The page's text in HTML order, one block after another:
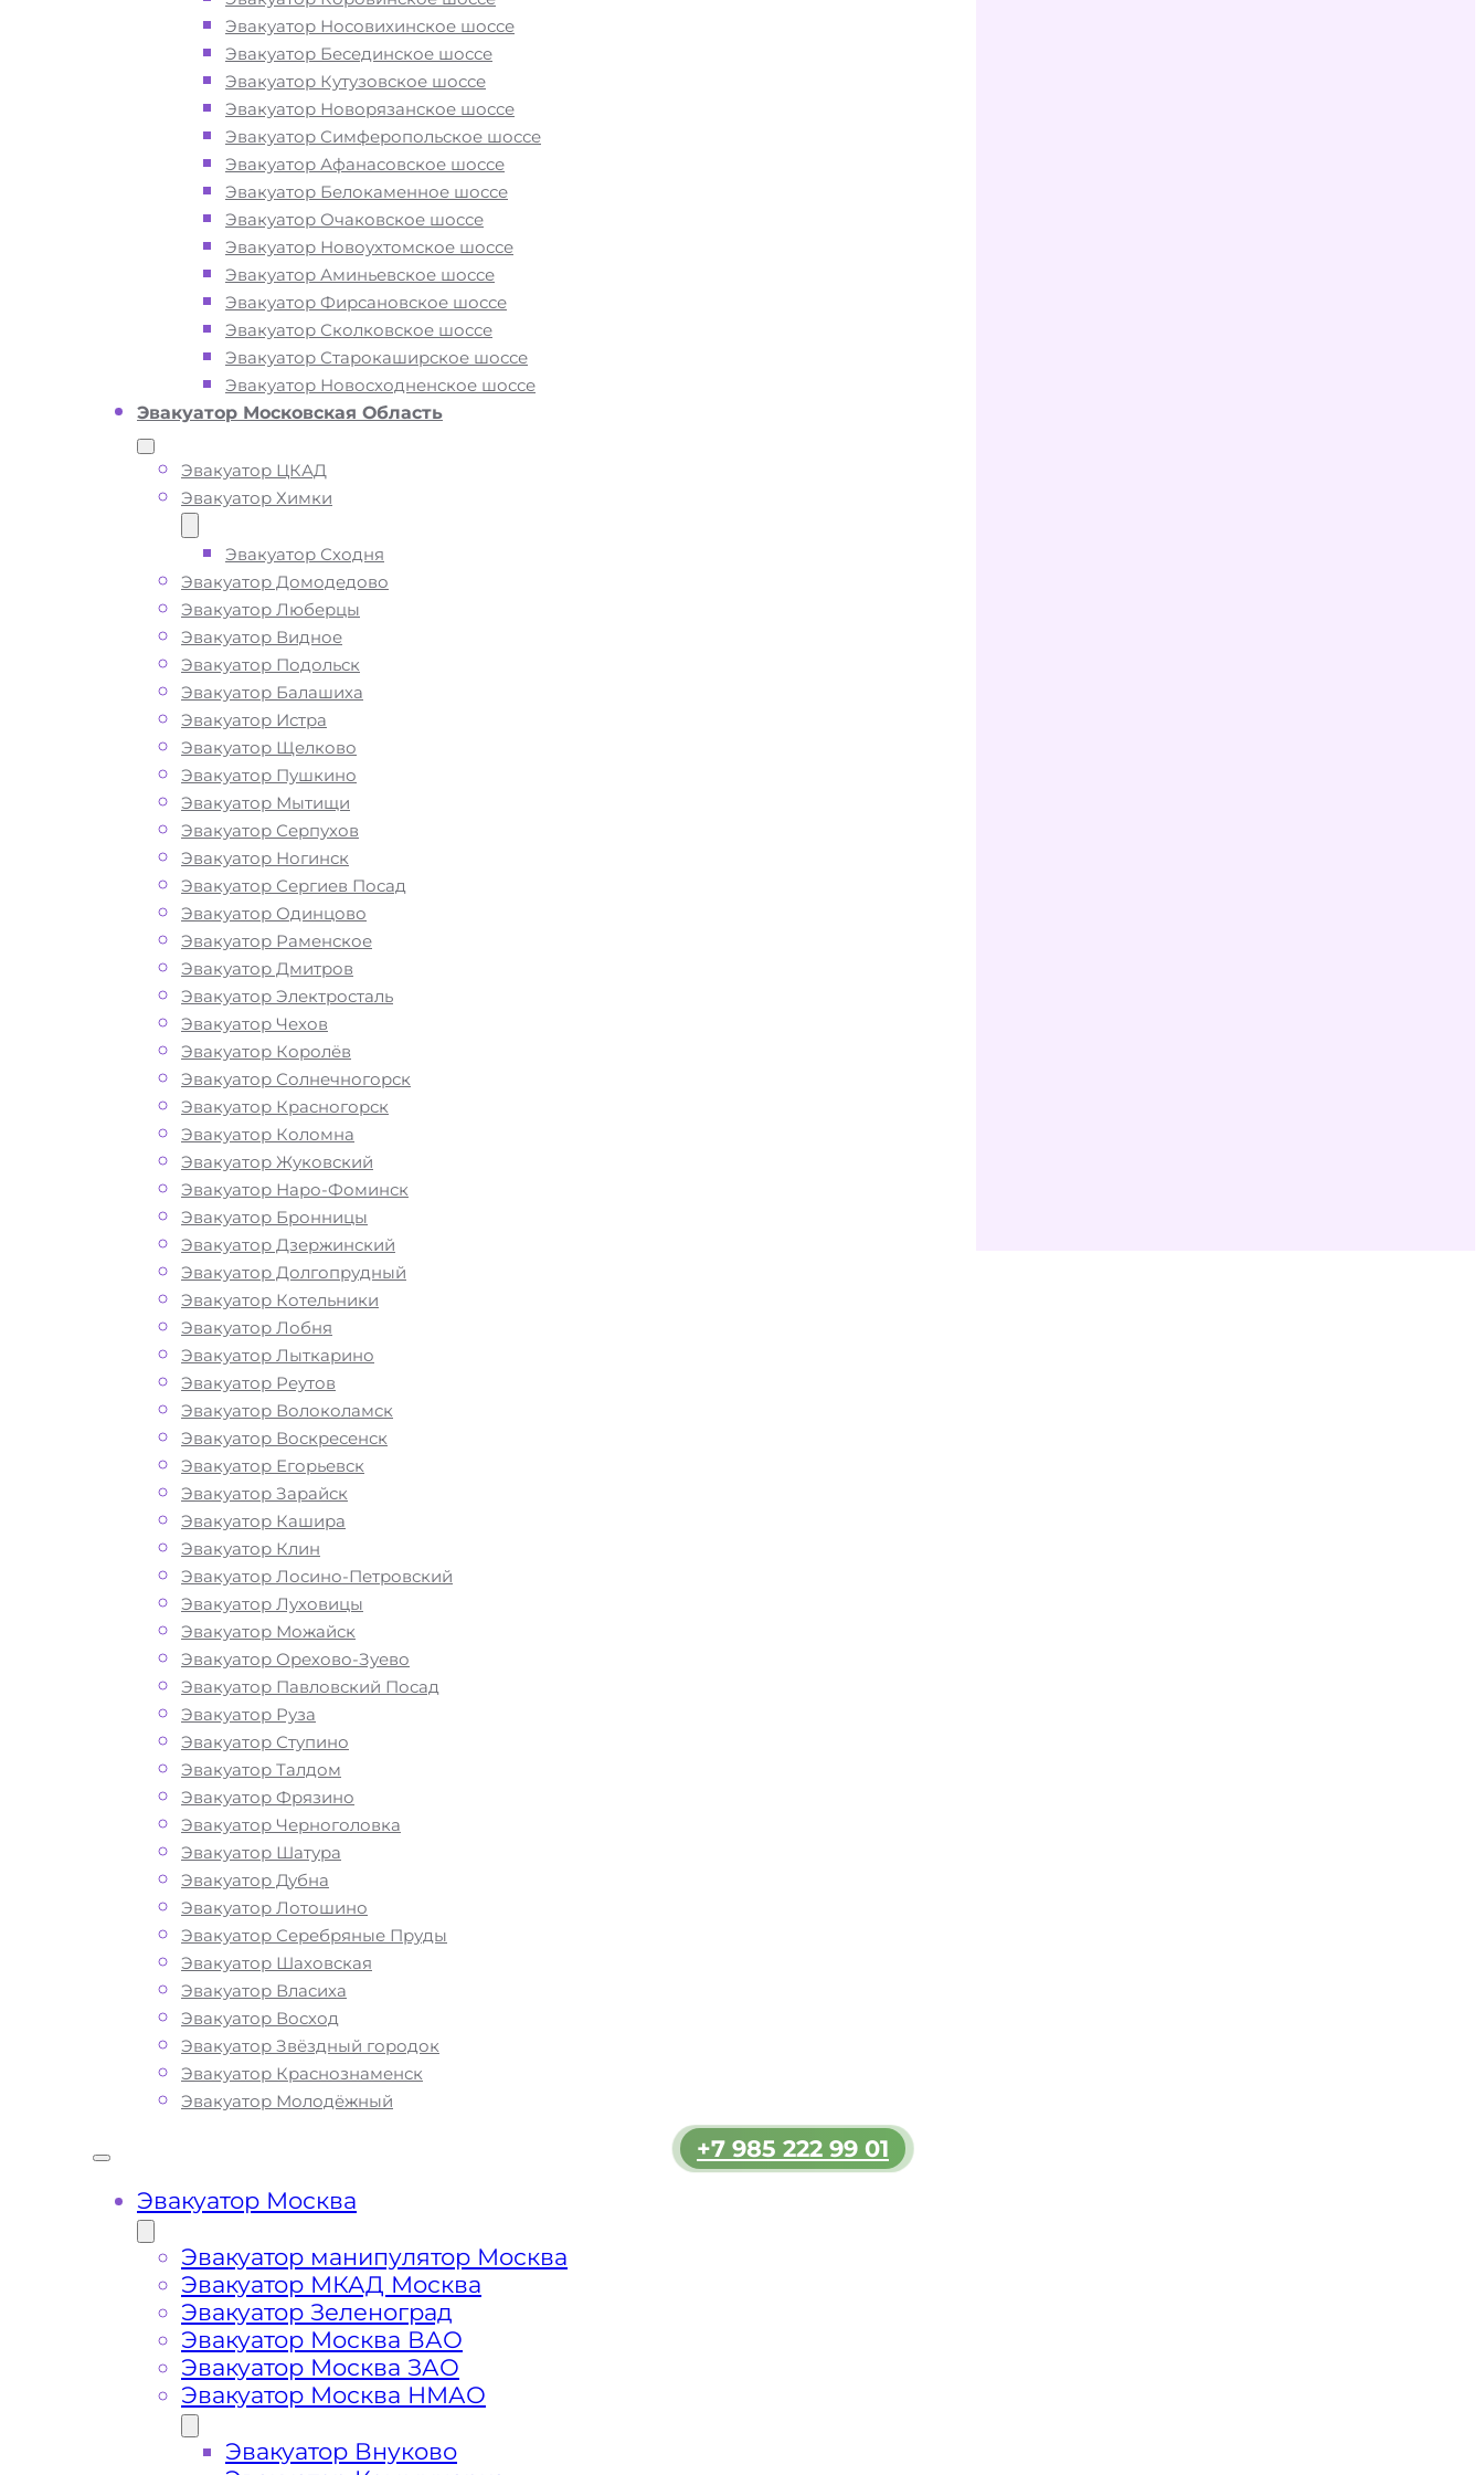
Эвакуатор Носовихинское шоссе
Эвакуатор Бесединское шоссе
Эвакуатор Кутузовское шоссе
Эвакуатор Новорязанское шоссе
Эвакуатор Симферопольское шоссе
Эвакуатор Афанасовское шоссе
Эвакуатор Белокаменное шоссе
Эвакуатор Очаковское шоссе
Эвакуатор Новоухтомское шоссе
Эвакуатор Аминьевское шоссе
Эвакуатор Фирсановское шоссе
Эвакуатор Сколковское шоссе
Эвакуатор Старокаширское шоссе
Эвакуатор Новосходненское шоссе
Эвакуатор Московская Область
Эвакуатор ЦКАД
Эвакуатор Химки
Эвакуатор Сходня
Эвакуатор Домодедово
Эвакуатор Люберцы
Эвакуатор Видное
Эвакуатор Подольск
Эвакуатор Балашиха
Эвакуатор Истра
Эвакуатор Щелково
Эвакуатор Пушкино
Эвакуатор Мытищи
Эвакуатор Серпухов
Эвакуатор Ногинск
Эвакуатор Сергиев Посад
Эвакуатор Одинцово
Эвакуатор Раменское
Эвакуатор Дмитров
Эвакуатор Электросталь
Эвакуатор Чехов
Эвакуатор Королёв
Эвакуатор Солнечногорск
Эвакуатор Красногорск
Эвакуатор Коломна
Эвакуатор Жуковский
Эвакуатор Наро-Фоминск
Эвакуатор Бронницы
Эвакуатор Дзержинский
Эвакуатор Долгопрудный
Эвакуатор Котельники
Эвакуатор Лобня
Эвакуатор Лыткарино
Эвакуатор Реутов
Эвакуатор Волоколамск
Эвакуатор Воскресенск
Эвакуатор Егорьевск
Эвакуатор Зарайск
Эвакуатор Кашира
Эвакуатор Клин
Эвакуатор Лосино-Петровский
Эвакуатор Луховицы
Эвакуатор Можайск
Эвакуатор Орехово-Зуево
Эвакуатор Павловский Посад
Эвакуатор Руза
Эвакуатор Ступино
Эвакуатор Талдом
Эвакуатор Фрязино
Эвакуатор Черноголовка
Эвакуатор Шатура
Эвакуатор Дубна
Эвакуатор Лотошино
Эвакуатор Серебряные Пруды
Эвакуатор Шаховская
Эвакуатор Власиха
Эвакуатор Восход
Эвакуатор Звёздный городок
Эвакуатор Краснознаменск
Эвакуатор Молодёжный
Эвакуатор Москва
Эвакуатор манипулятор Москва
Эвакуатор МКАД Москва
Эвакуатор Зеленоград
Эвакуатор Москва ВАО
Эвакуатор Москва ЗАО
Эвакуатор Москва НМАО
Эвакуатор Внуково
+7 985 222 99 01
Закажите услугу "эвакуатор
Богородское Москва"по номеру
телефона или "онлайн" на сайте
компании «МОБИ»
Вам необходимы услуги ближайшего
эвакуатора по району Богородское в ВАО?
Рядом и недорого? Эвакуаторы «МОБИ»
Москва находятся на площадях,
автодорогах и улицах района Богородское
24 часа в сутки. Обращайтесь к нам
круглосуточно, мы готовы оказать помощь
на дороге в любой ситуации и
гарантируем низкие цены и высокое
качество наших услуг.
ТЕЛЕФОН
Как перевезти
авто в районе
Богородское
Москва?
Перевозка автомобиля по району
Богородское в ВАО эвакуатором «МОБИ»
дешево, круглосуточно и срочно – это
возможность быстро и без лишних затрат
решить возникшие на дороге проблемы с
автомобилем. Мы рады предложить вам
свои услуги по вызову автоэвакуатора.
Звоните по телефону — у нас вы найдете
все, что нужно для оперативной и
безопасной эвакуации вашего авто:
доступные цены, круглосуточную связь и
профессиональных водителей с большим
опытом работы. Мы предлагаем
эвакуатора на дороге по низкой стоимости.
Наша компания имеет большой опыт в
сфере транспортировки и гарантирует
качество услуг эвакуации в районе
Богородское Москва. Мы используем только
современное оборудование и технику, что
позволяет срочно и безопасно эвакуировать
ваш автомобиль с Московских автотрасс,
шоссе и автомагистралей в ВАО при
поломке транспортного средства или ДТП.
Вы всегда можете ознакомиться с полным
списком услуг эвакуатора и их ценой, как в